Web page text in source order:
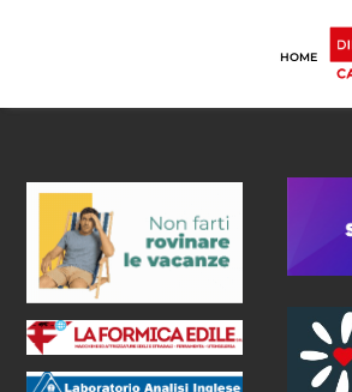
HOME